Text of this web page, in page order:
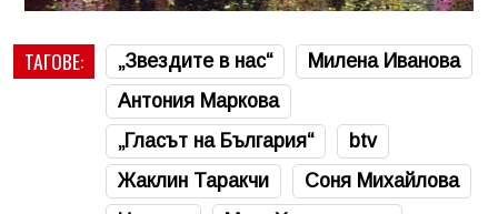
ТАГОВЕ: „Звездите в нас“
Милена Иванова
Антония Маркова
„Гласът на България“
btv
Жаклин Таракчи
Соня Михайлова